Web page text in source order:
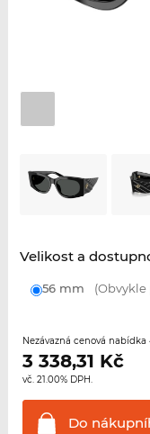
Velikost a
56 mm
Nezávazná cenová nabídka
3 338,31 Kč
vč. 21.00% DPH.
Do